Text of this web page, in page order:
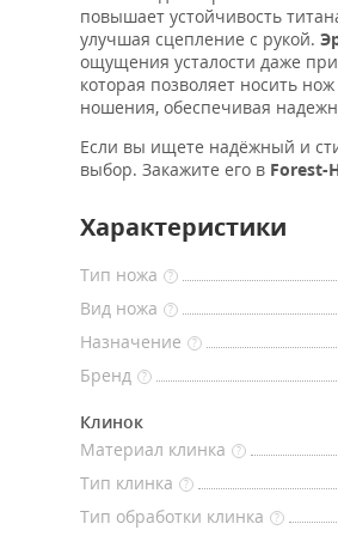
повышает устойчивость
улучшая сцепление с рукой.
ощущения усталости даже
которая позволяет носить
ношения, обеспечивая
Если вы ищете надёжный и
выбор. Закажите его в Forest-
Характеристики
Тип ножа ?
Вид ножа ?
Назначение ?
Бренд ?
Клинок
Материал клинка
?
Тип клинка ?
Тип обработки клинка ?